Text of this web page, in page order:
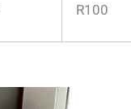
R100